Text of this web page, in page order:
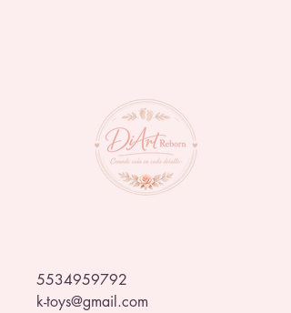
5534959792
k-toys@gmail.com